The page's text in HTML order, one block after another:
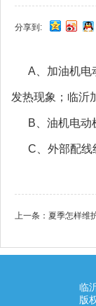
分享到:
A、加油机电
发热现象；临沂
B、油机电
C、外部配线
上一条： 夏季怎样维
临
版